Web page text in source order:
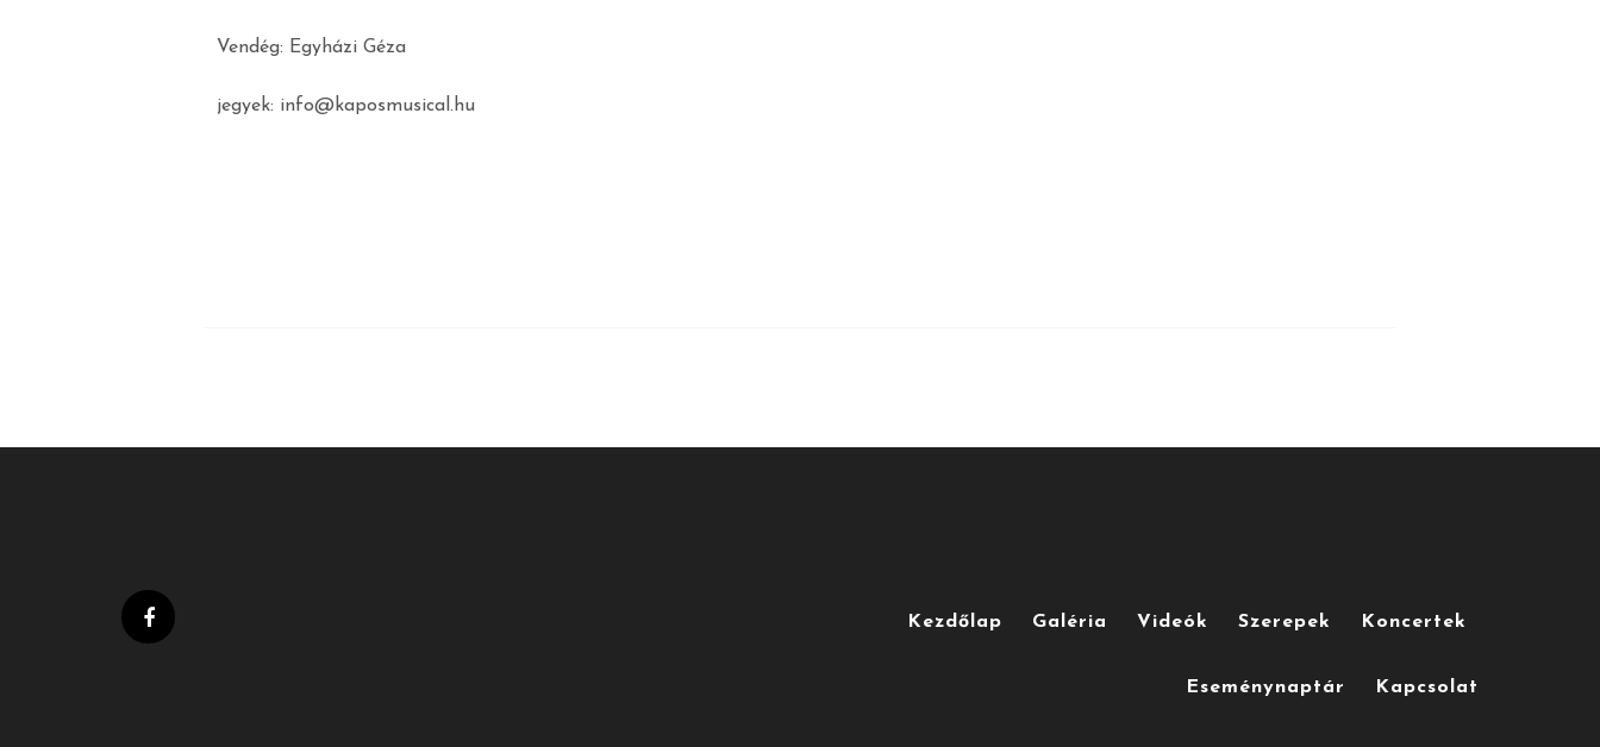
Vendég: Egyházi Géza
jegyek: info@kaposmusical.hu
Kezdőlap Galéria Videók Szerepek Koncertek
Eseménynaptár Kapcsolat